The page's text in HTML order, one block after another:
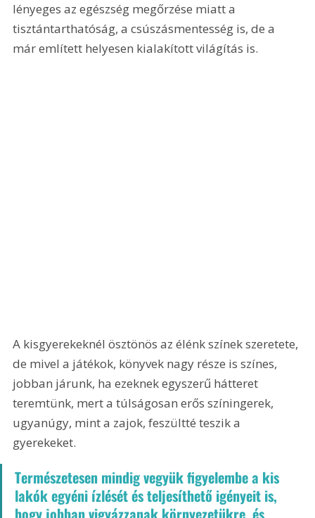
lényeges az egészség megőrzése miatt a
tisztántarthatóság, a csúszásmentesség is, de a
már említett helyesen kialakított világítás is.
A kisgyerekeknél ösztönös az élénk színek szeretete,
de mivel a játékok, könyvek nagy része is színes,
jobban járunk, ha ezeknek egyszerű hátteret
teremtünk, mert a túlságosan erős színingerek,
ugyanúgy, mint a zajok, feszültté teszik a
gyerekeket.
Természetesen mindig vegyük figyelembe a kis
lakók egyéni ízlését és teljesíthető igényeit is,
hogy jobban vigyázzanak környezetükre, és